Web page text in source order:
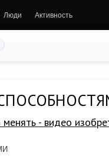
Люди Активность
- видео